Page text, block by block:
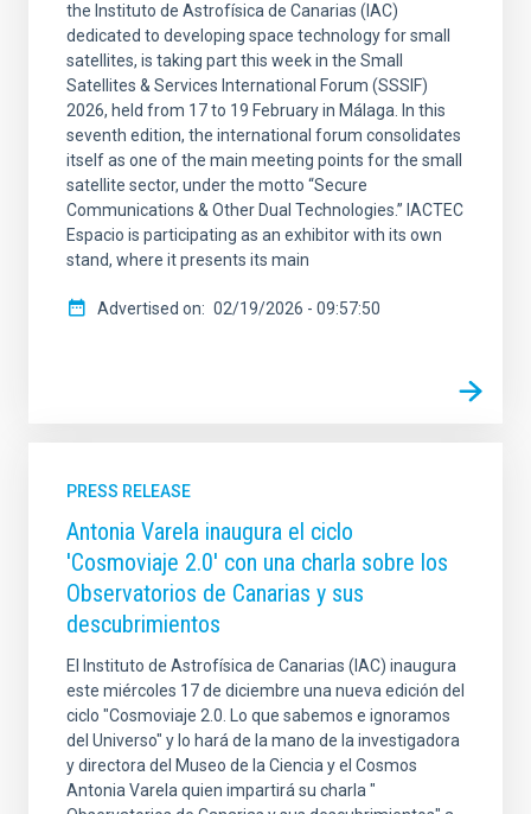
the Instituto de Astrofísica de Canarias (IAC)
dedicated to developing space technology for small
satellites, is taking part this week in the Small
Satellites & Services International Forum (SSSIF)
2026, held from 17 to 19 February in Málaga. In this
seventh edition, the international forum consolidates
itself as one of the main meeting points for the small
satellite sector, under the motto “Secure
Communications & Other Dual Technologies.” IACTEC
Espacio is participating as an exhibitor with its own
stand, where it presents its main
Advertised on 02/19/2026 - 09:57:50
PRESS RELEASE
Antonia Varela inaugura el ciclo
'Cosmoviaje 2.0' con una charla sobre los
Observatorios de Canarias y sus
descubrimientos
El Instituto de Astrofísica de Canarias (IAC) inaugura
este miércoles 17 de diciembre una nueva edición del
ciclo "Cosmoviaje 2.0. Lo que sabemos e ignoramos
del Universo" y lo hará de la mano de la investigadora
y directora del Museo de la Ciencia y el Cosmos
Antonia Varela quien impartirá su charla "